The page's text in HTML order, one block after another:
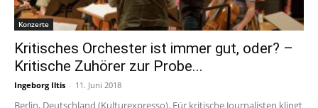
Konzerte
Kritisches Orchester ist immer gut, oder? –
Kritische Zuhörer zur Probe...
Ingeborg Iltis - 11. Juni 2018